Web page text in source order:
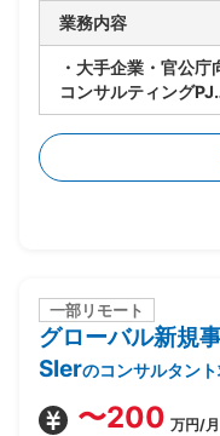
業務内容
・大手企業・官公
コンサルティングPJ
・ベンダー側コンサ
実行まで一気通貫で
・CSRD・ISSB・
コンサルティング
・プロジェクト推
一部リモート
グローバル新規
SIerのコンサルタン
〜200 万円/